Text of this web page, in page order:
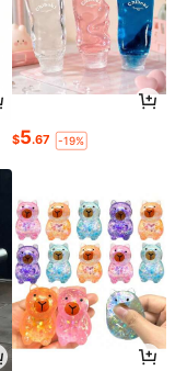
$5.67 -19%